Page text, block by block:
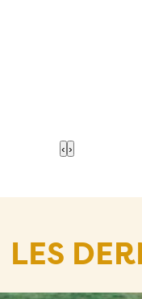
‹ ›
LES